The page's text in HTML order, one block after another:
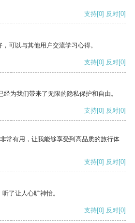
支持[0] 反对[0]
可以与其他用户交流学习心得。
支持[0] 反对[0]
为我们带来了无限的隐私保护和自由。
支持[0] 反对[0]
常有用，让我能够享受到高品质的旅行体
支持[0] 反对[0]
了让人心旷神怡。
支持[0] 反对[0]